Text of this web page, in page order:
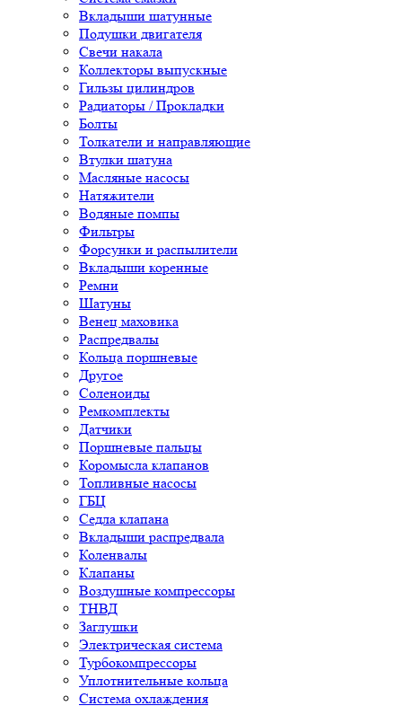
Вкладыши шатунные
Подушки двигателя
Свечи накала
Коллекторы выпускные
Гильзы цилиндров
Радиаторы / Прокладки
Болты
Толкатели и направляющие
Втулки шатуна
Масляные насосы
Натяжители
Водяные помпы
Фильтры
Форсунки и распылители
Вкладыши коренные
Ремни
Шатуны
Венец маховика
Распредвалы
Кольца поршневые
Другое
Соленоиды
Ремкомплекты
Датчики
Поршневые пальцы
Коромысла клапанов
Топливные насосы
ГБЦ
Седла клапана
Вкладыши распредвала
Коленвалы
Клапаны
Воздушные компрессоры
ТНВД
Заглушки
Электрическая система
Турбокомпрессоры
Уплотнительные кольца
Система охлаждения